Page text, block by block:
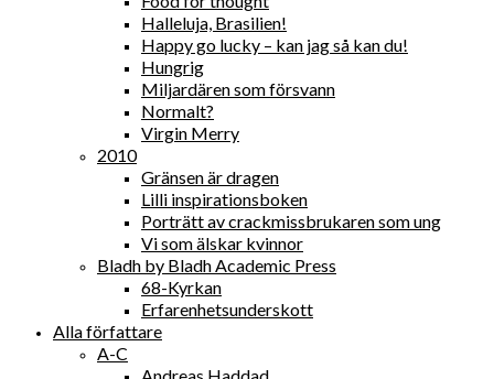
Halleluja, Brasilien!
Happy go lucky – kan jag så kan du!
Hungrig
Miljardären som försvann
Normalt?
Virgin Merry
2010
Gränsen är dragen
Lilli inspirationsboken
Porträtt av crackmissbrukaren som ung
Vi som älskar kvinnor
Bladh by Bladh Academic Press
68-Kyrkan
Erfarenhetsunderskott
Alla författare
A-C